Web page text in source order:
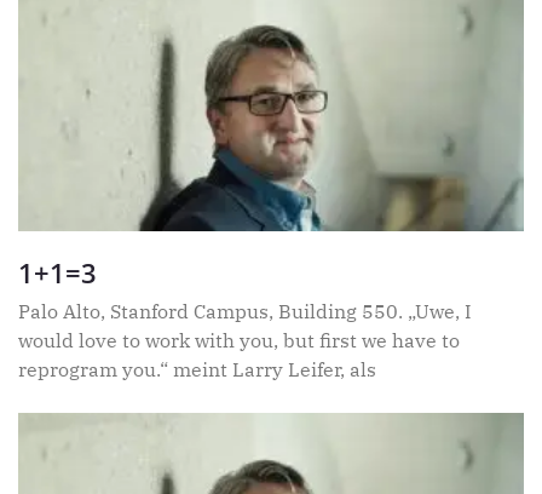
1+1=3
Palo Alto, Stanford Campus, Building 550. „Uwe, I
would love to work with you, but first we have to
reprogram you.“ meint Larry Leifer, als